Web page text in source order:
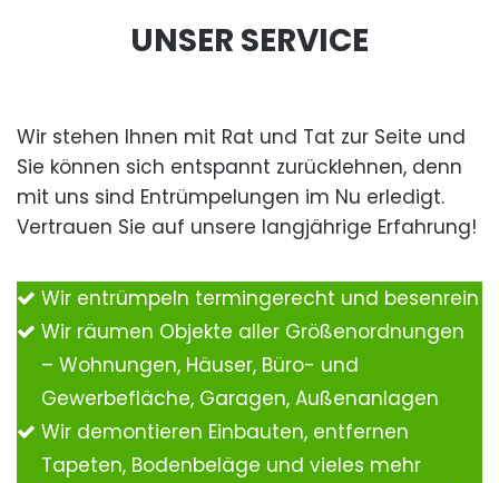
UNSER SERVICE
Wir stehen Ihnen mit Rat und Tat zur Seite und
Sie können sich entspannt zurücklehnen, denn
mit uns sind Entrümpelungen im Nu erledigt.
Vertrauen Sie auf unsere langjährige Erfahrung!
Wir entrümpeln termingerecht und besenrein
Wir räumen Objekte aller Größenordnungen
– Wohnungen, Häuser, Büro- und
Gewerbefläche, Garagen, Außenanlagen
Wir demontieren Einbauten, entfernen
Tapeten, Bodenbeläge und vieles mehr